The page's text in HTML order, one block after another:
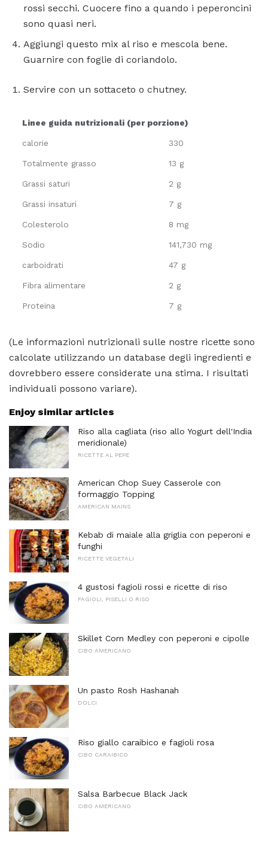
rossi secchi. Cuocere fino a quando i peperoncini
sono quasi neri.
Aggiungi questo mix al riso e mescola bene.
Guarnire con foglie di coriandolo.
Servire con un sottaceto o chutney.
Linee guida nutrizionali (per porzione)
calorie 330
Totalmente grasso 13 g
Grassi saturi 2 g
Grassi insaturi 7 g
Colesterolo 8 mg
Sodio 141,730 mg
carboidrati 47 g
Fibra alimentare 2 g
Proteina 7 g
(Le informazioni nutrizionali sulle nostre ricette sono
calcolate utilizzando un database degli ingredienti e
dovrebbero essere considerate una stima. I risultati
individuali possono variare).
Enjoy similar articles
Riso alla cagliata (riso allo Yogurt dell'India
meridionale)
RICETTE AL PEPE
American Chop Suey Casserole con
formaggio Topping
AMERICAN MAINS
Kebab di maiale alla griglia con peperoni e
funghi
RICETTE VEGETALI
4 gustosi fagioli rossi e ricette di riso
FAGIOLI, PISELLI O RISO
Skillet Corn Medley con peperoni e cipolle
CIBO AMERICANO
Un pasto Rosh Hashanah
DOLCI
Riso giallo caraibico e fagioli rosa
CIBO CARAIBICO
Salsa Barbecue Black Jack
CIBO AMERICANO